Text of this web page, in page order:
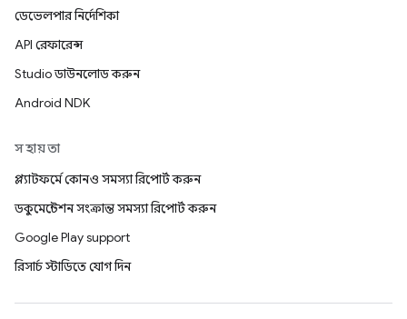
ডেভেলপার নির্দেশিকা
API রেফারেন্স
Studio ডাউনলোড করুন
Android NDK
সহায়তা
প্ল্যাটফর্মে কোনও সমস্যা রিপোর্ট করুন
ডকুমেন্টেশন সংক্রান্ত সমস্যা রিপোর্ট করুন
Google Play support
রিসার্চ স্টাডিতে যোগ দিন